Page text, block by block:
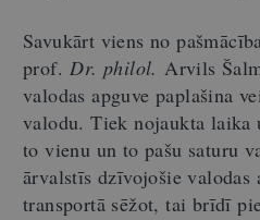
Savukārt viens no
prof. Dr. philol. Arvils
valodas apguve paplašina
valodu. Tiek nojaukta laika
to vienu un to pašu saturu
ārvalstīs dzīvojošie valodas
transportā sēžot, tai brīdī